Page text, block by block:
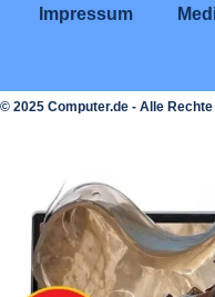
Impressum
© 2025 Computer.de - Alle